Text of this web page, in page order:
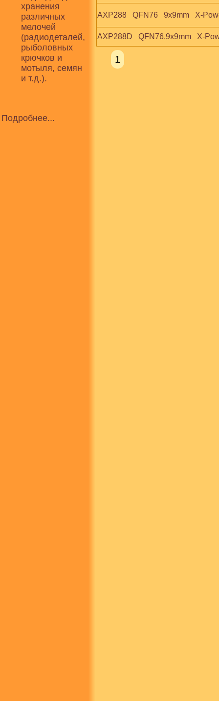
хранения
различных
мелочей
(радиодеталей,
рыболовных
крючков и
мотыля, семян
и т.д.).
Подробнее...
AXP288   QFN76   9x9mm   X-
AXP288D   QFN76,9x9mm   X-
1